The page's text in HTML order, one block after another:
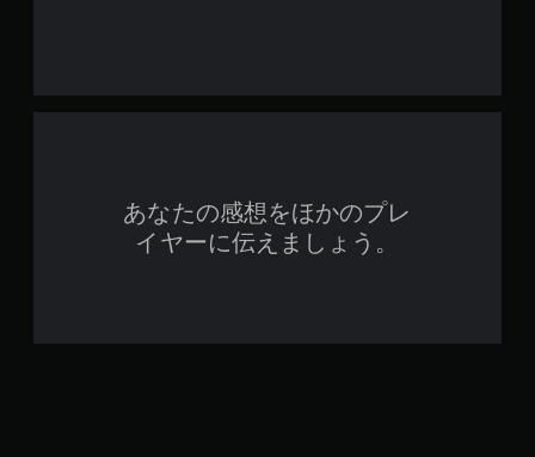
あなたの感想をほかのプレ
イヤーに伝えましょう。